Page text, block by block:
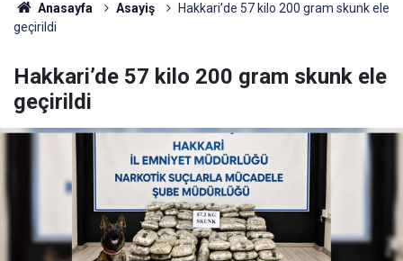
Anasayfa Asayiş
Hakkari’de 57 kilo 200 gram skunk ele
geçirildi
Hakkari’de 57 kilo 200 gram skunk ele
geçirildi